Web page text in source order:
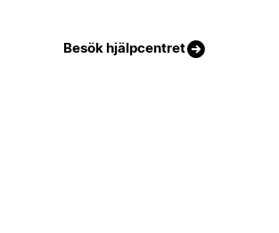
Besök hjälpcentret